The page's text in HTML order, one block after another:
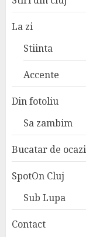
La zi
Stiinta
Accente
Din fotoliu
Sa zambim
Bucatar de
SpotOn Cluj
Sub Lupa
Contact